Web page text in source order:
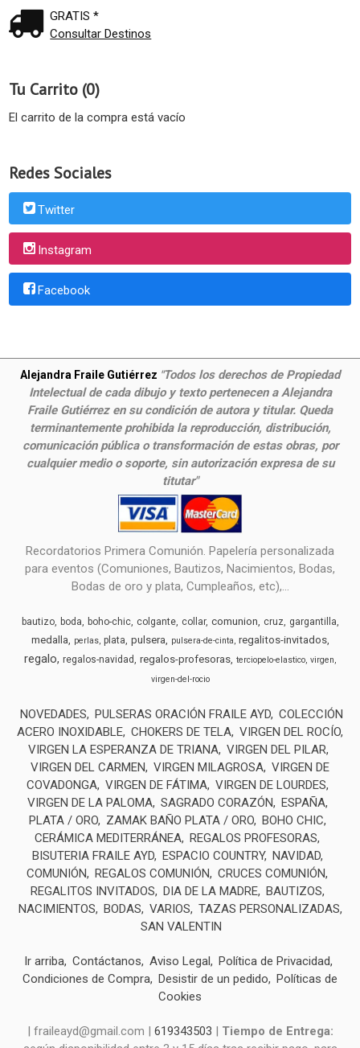
GRATIS *
Consultar Destinos
Tu Carrito (0)
El carrito de la compra está vacío
Redes Sociales
Twitter
Instagram
Facebook
Alejandra Fraile Gutiérrez "Todos los derechos de Propiedad
Intelectual de cada dibujo y texto pertenecen a Alejandra
Fraile Gutiérrez en su condición de autora y titular. Queda
terminantemente prohibida la reproducción, distribución,
comunicación pública o transformación de estas obras, por
cualquier medio o soporte, sin autorización expresa de su
titutar"
Recordatorios Primera Comunión. Papelería personalizada
para eventos (Comuniones, Bautizos, Nacimientos, Bodas,
Bodas de oro y plata, Cumpleaños, etc),...
bautizo boda boho-chic colgante collar comunion cruz gargantilla
medalla perlas plata pulsera pulsera-de-cinta regalitos-invitados
regalo regalos-navidad regalos-profesoras terciopelo-elastico virgen
virgen-del-rocio
NOVEDADES PULSERAS ORACIÓN FRAILE AYD COLECCIÓN
ACERO INOXIDABLE CHOKERS DE TELA VIRGEN DEL ROCÍO
VIRGEN LA ESPERANZA DE TRIANA VIRGEN DEL PILAR
VIRGEN DEL CARMEN
VIRGEN MILAGROSA VIRGEN DE
COVADONGA VIRGEN DE FÁTIMA VIRGEN DE LOURDES
VIRGEN DE LA PALOMA SAGRADO CORAZÓN
ESPAÑA
PLATA / ORO
ZAMAK BAÑO PLATA / ORO BOHO CHIC
CERÁMICA MEDITERRÁNEA REGALOS PROFESORAS
BISUTERIA FRAILE AYD ESPACIO COUNTRY NAVIDAD
COMUNIÓN
REGALOS COMUNIÓN
CRUCES COMUNIÓN
REGALITOS INVITADOS
DIA DE LA MADRE BAUTIZOS
NACIMIENTOS
BODAS VARIOS
TAZAS PERSONALIZADAS
SAN VALENTIN
Ir arriba Contáctanos Aviso Legal
Política de Privacidad
Condiciones de Compra Desistir de un pedido
Políticas de
Cookies
| fraileayd@gmail.com | 619343503 | Tiempo de Entrega: